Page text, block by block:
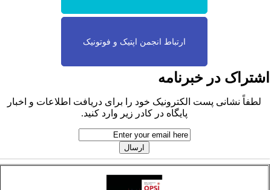
ارتباط انجمن اپتیک و فوتونیک
در خبرنامه
لطفاً نشانی پست الکترونیک خود را برای دریافت اطلاعات و اخبار
پایگاه در کادر زیر وارد کنید.